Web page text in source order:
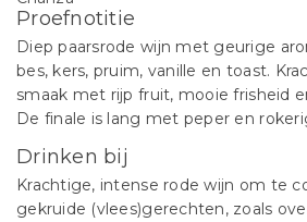
Proefnotitie
Diep paarsrode wijn met geurige
bes, kers, pruim, vanille en toast.
smaak met rijp fruit, mooie frisheid
De finale is lang met peper en
Drinken bij
Krachtige, intense rode wijn om te
gekruide (vlees)gerechten, zoals